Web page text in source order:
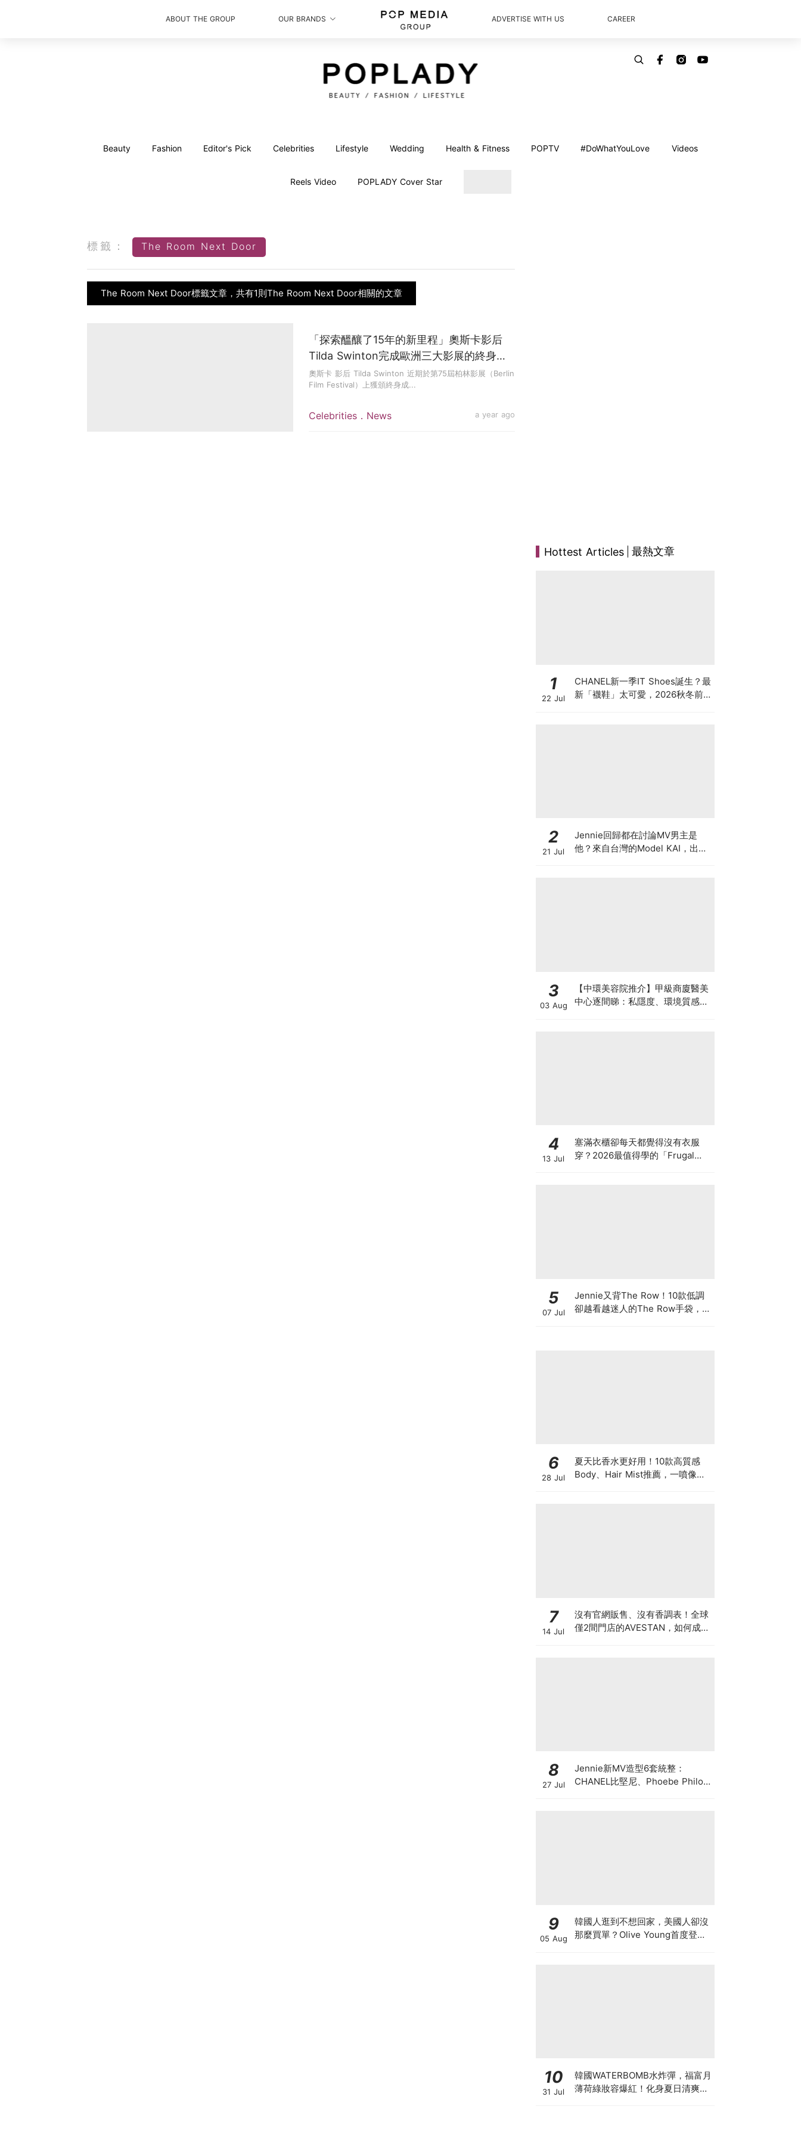
ABOUT THE GROUP OUR BRANDS ADVERTISE WITH US CAREER
Beauty Fashion Editor's Pick Celebrities Lifestyle Wedding Health & Fitness POPTV #DoWhatYouLove Videos
Reels Video POPLADY Cover Star
標籤： The Room Next Door
The Room Next Door標籤文章，共有1則The Room Next Door相關的文章
Celebrities．News a year ago
「探索醞釀了15年的新里程」奧斯卡影后
Tilda Swinton完成歐洲三大影展的終身成
就獎，將暫時別電影圈
奧斯卡 影后 Tilda Swinton 近期於第75屆柏林影展（Berlin
Film Festival）上獲頒終身成...
Hottest Articles 最熱文章
1
22 Jul
CHANEL新一季IT Shoes誕生？最
新「襪鞋」太可愛，2026秋冬前
2
21 Jul
Jennie回歸都在討論MV男主是
他？來自台灣的Model KAI，出演
3
03 Aug
【中環美容院推介】甲級商廈醫美
中心逐間睇：私隱度、環境質感、
4
13 Jul
塞滿衣櫃卻每天都覺得沒有衣服
穿？2026最值得學的「Frugal
5
07 Jul
Jennie又背The Row！10款低調
卻越看越迷人的The Row手袋，長
6
28 Jul
夏天比香水更好用！10款高質感
Body、Hair Mist推薦，一噴像剛
7
14 Jul
沒有官網販售、沒有香調表！全球
僅2間門店的AVESTAN，如何成為
8
27 Jul
Jennie新MV造型6套統整：
CHANEL比堅尼、Phoebe Philo
9
05 Aug
韓國人逛到不想回家，美國人卻沒
那麼買單？Olive Young首度登陸
10
31 Jul
韓國WATERBOMB水炸彈，福富月
薄荷綠妝容爆紅！化身夏日清爽